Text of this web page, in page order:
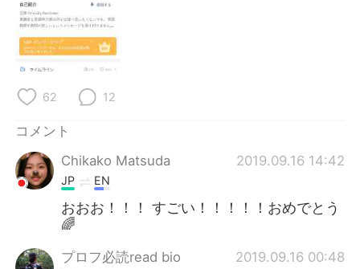
Indonesia
Türkçe
62 12
コメント
Chikako Matsuda
2019.09.16 14:42
JP EN
おおお！！！ すごい！！！！！おめでとう
🌈
プロフ必読read bio 2019.09.16 00:48